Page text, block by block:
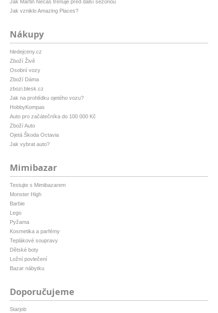
Jak Martin Nečas trénuje před další sezonou
Jak vzniklo Amazing Places?
Nákupy
hledejceny.cz
Zboží Živě
Osobní vozy
Zboží Dáma
zbozi.blesk.cz
Jak na prohlídku ojetého vozu?
HobbyKompas
Auto pro začátečníka do 100 000 Kč
Zboží Auto
Ojetá Škoda Octavia
Jak vybrat auto?
Mimibazar
Testujte s Mimibazarem
Monster High
Barbie
Lego
Pyžama
Kosmetika a parfémy
Teplákové soupravy
Dětské boty
Ložní povlečení
Bazar nábytku
Doporučujeme
Starjob